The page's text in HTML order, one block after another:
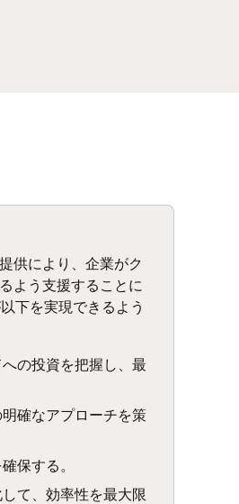
供により、企業がク
よう支援することに
下を実現できるよう
の投資を把握し、最
確なアプローチを策
保する。
て、効率性を最大限